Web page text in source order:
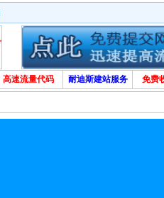
高速流量代码 耐迪斯建站服务 免费